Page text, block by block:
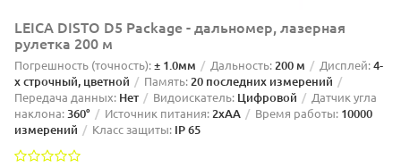
LEICA DISTO D5 Package - дальномер, лазерная
рулетка 200 м
Погрешность (точность):± 1.0мм Дальность:200 м Дисплей:4-
х строчный, цветной
Память:20 последних измерений
Передача данных: Нет Видоискатель: Цифровой
Датчик угла
наклона:360° Источник питания:2xAA Время работы: 10000
измерений
Класс защиты: IP 65